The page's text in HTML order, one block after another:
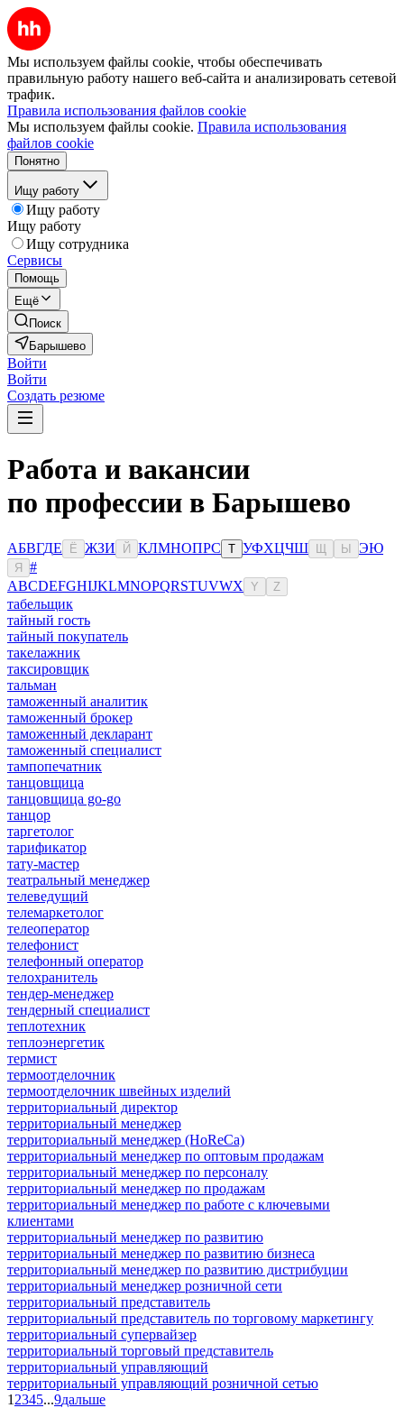
Мы используем файлы cookie, чтобы обеспечивать
правильную работу нашего веб-сайта и анализировать сетевой
трафик.
Правила использования файлов cookie
Мы используем файлы cookie. Правила использования
файлов cookie
Понятно
Ищу работу
Ищу работу
Ищу работу
Ищу сотрудника
Сервисы
Помощь
Ещё
Поиск
Барышево
Войти
Войти
Создать резюме
Работа и вакансии
по профессии в Барышево
АБВГДЕ Ё ЖЗИ Й КЛМНОПРС Т УФХЦЧШ Ы ЭЮ
Я
#
ABCDEFGHIJKLMNOPQRSTUVWX Y Z
табельщик
тайный гость
тайный покупатель
такелажник
таксировщик
тальман
таможенный аналитик
таможенный брокер
таможенный декларант
таможенный специалист
тампопечатник
танцовщица
танцовщица go-go
танцор
таргетолог
тарификатор
тату-мастер
театральный менеджер
телеведущий
телемаркетолог
телеоператор
телефонист
телефонный оператор
телохранитель
тендер-менеджер
тендерный специалист
теплотехник
теплоэнергетик
термист
термоотделочник
термоотделочник швейных изделий
территориальный директор
территориальный менеджер
территориальный менеджер (HoReCa)
территориальный менеджер по оптовым продажам
территориальный менеджер по персоналу
территориальный менеджер по продажам
территориальный менеджер по работе с ключевыми
клиентами
территориальный менеджер по развитию
территориальный менеджер по развитию бизнеса
территориальный менеджер по развитию дистрибуции
территориальный менеджер розничной сети
территориальный представитель
территориальный представитель по торговому маркетингу
территориальный супервайзер
территориальный торговый представитель
территориальный управляющий
территориальный управляющий розничной сетью
1 2345...9дальше